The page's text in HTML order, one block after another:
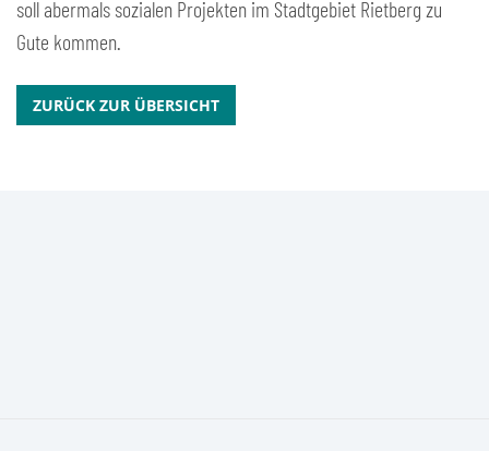
soll abermals sozialen Projekten im Stadtgebiet Rietberg zu
Gute kommen.
ZURÜCK ZUR ÜBERSICHT